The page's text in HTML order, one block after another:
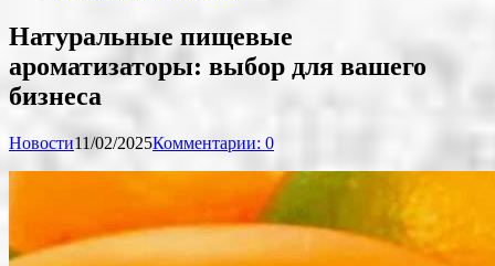
Натуральные пищевые
ароматизаторы: выбор для вашего
бизнеса
Новости11/02/2025Комментарии: 0